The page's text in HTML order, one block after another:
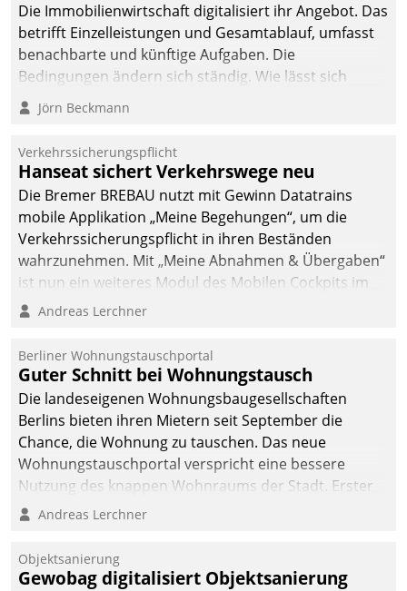
Die Immobilienwirtschaft digitalisiert ihr Angebot. Das
betrifft Einzelleistungen und Gesamtablauf, umfasst
benachbarte und künftige Aufgaben. Die
Bedingungen ändern sich ständig. Wie lässt sich
technisch die Kontrolle wahren und zugleich Freiraum
fürs Wachsen öffnen?
Jörn Beckmann
Verkehrssicherungspflicht
Hanseat sichert Verkehrswege neu
Die Bremer BREBAU nutzt mit Gewinn Datatrains
mobile Applikation „Meine Begehungen“, um die
Verkehrssicherungspflicht in ihren Beständen
wahrzunehmen. Mit „Meine Abnahmen & Übergaben“
ist nun ein weiteres Modul des Mobilen Cockpits im
Einsatz.
Andreas Lerchner
Berliner Wohnungstauschportal
Guter Schnitt bei Wohnungstausch
Die landeseigenen Wohnungsbaugesellschaften
Berlins bieten ihren Mietern seit September die
Chance, die Wohnung zu tauschen. Das neue
Wohnungstauschportal verspricht eine bessere
Nutzung des knappen Wohnraums der Stadt. Erster
Anwendungsfall für Datatrains Lösung API-Hub mit
Unternehmen.
Andreas Lerchner
Objektsanierung
Gewobag digitalisiert Objektsanierung